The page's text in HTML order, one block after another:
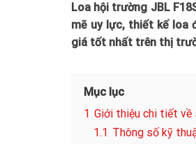
Loa hội trường JBL
mẽ uy lực, thiết kế loa
giá tốt nhất trên thị
Mục lục
1 Giới thiệu chi tiết về
1.1 Thông số kỹ